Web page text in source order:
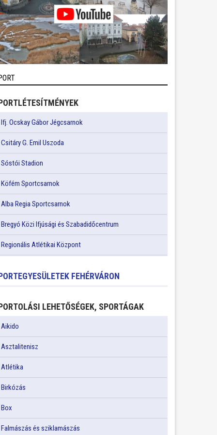
Ifj. Ocskay Gábor Jégcsarnok
Csitáry G. Emil Uszoda
Sóstói Stadion
Köfém Sportcsarnok
Alba Regia Sportcsarnok
Bregyó Közi Ifjúsági és Szabadidőcentrum
Regionális Atlétikai Központ
FEHÉRVÁRON
LEHETŐSÉGEK, SPORTÁGAK
Aikido
Asztalitenisz
Atlétika
Birkózás
Box
Falmászás és sziklamászás